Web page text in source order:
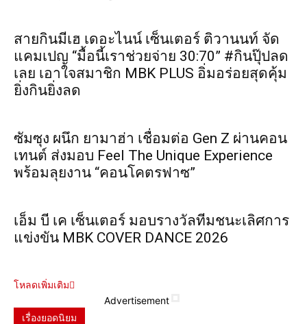
สายกินมีเฮ เดอะไนน์ เซ็นเตอร์ ติวานนท์ จัด
แคมเปญ “มื้อนี้เราช่วยจ่าย 30:70” #กินปุ๊ปลด
เลย เอาใจสมาชิก MBK PLUS อิ่มอร่อยสุดคุ้ม
ยิ่งกินยิ่งลด
ซัมซุง ผนึก ยามาฮ่า เชื่อมต่อ Gen Z ผ่านคอน
เทนต์ ส่งมอบ Feel The Unique Experience
พร้อมลุยงาน “คอนโคตรฟาซ”
เอ็ม บี เค เซ็นเตอร์ มอบรางวัลทีมชนะเลิศการ
แข่งขัน MBK COVER DANCE 2026
โหลดเพิ่มเติม
Advertisement
เรื่องยอดนิยม